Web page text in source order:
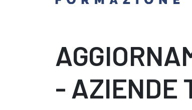
- AZIENDE